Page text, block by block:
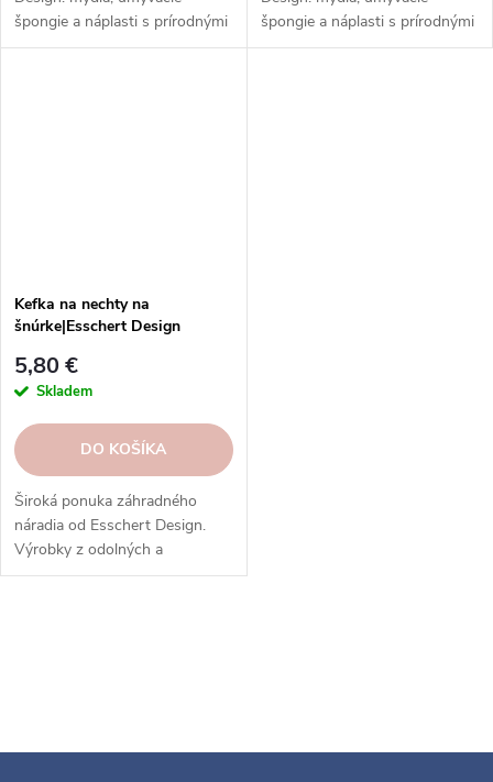
špongie a náplasti s prírodnými
zložkami a motívmi.
špongie a náplasti s prírodnými
zložkami a motívmi.
Kefka na nechty na
šnúrke|Esschert Design
5,80 €
Skladem
DO KOŠÍKA
Široká ponuka záhradného
náradia od Esschert Design.
Výrobky z odolných a
ekologických materiálov. Kvalita,
d